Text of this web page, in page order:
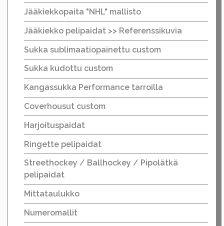
Jääkiekkopaita "NHL" mallisto
Jääkiekko pelipaidat >> Referenssikuvia
Sukka sublimaatiopainettu custom
Sukka kudottu custom
Kangassukka Performance tarroilla
Coverhousut custom
Harjoituspaidat
Ringette pelipaidat
Streethockey / Ballhockey / Pipolätkä
pelipaidat
Mittataulukko
Numeromallit